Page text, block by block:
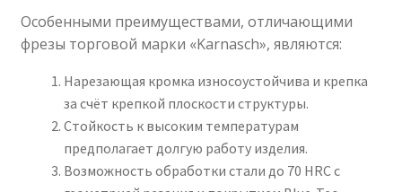
Особенными преимуществами, отличающими
фрезы торговой марки «Karnasch», являются:
Нарезающая кромка износоустойчива и крепка
за счёт крепкой плоскости структуры.
Стойкость к высоким температурам
предполагает долгую работу изделия.
Возможность обработки стали до 70 HRC с